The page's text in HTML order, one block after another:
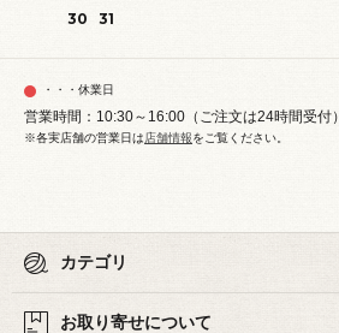
30
31
・・・休業日
営業時間：10:30～16:00（ご注文は24時間受付）
※各実店舗の営業日は店舗情報をご覧ください。
カテゴリ
お取り寄せについて